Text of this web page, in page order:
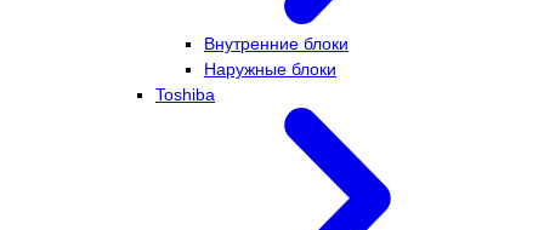
Внутренние блоки
Наружные блоки
Toshiba